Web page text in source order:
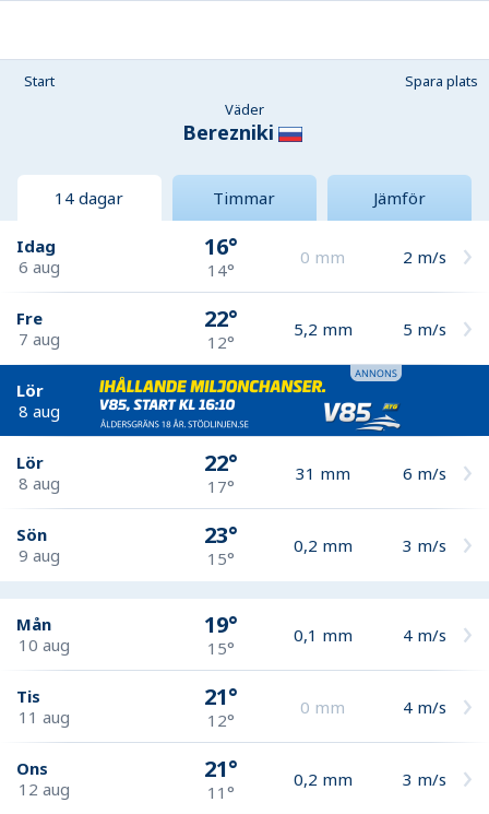
Start
Spara plats
Väder
Berezniki
14 dagar Timmar Jämför
Idag
6 aug
16°
14°
0 mm 2 m/s
Fre
7 aug
22°
12°
5,2 mm 5 m/s
Lör
8 aug
Lör
8 aug
22°
17°
31 mm 6 m/s
Sön
9 aug
23°
15°
0,2 mm 3 m/s
Mån
10 aug
19°
15°
0,1 mm 4 m/s
Tis
11 aug
21°
12°
0 mm 4 m/s
Ons
12 aug
21°
11°
0,2 mm 3 m/s